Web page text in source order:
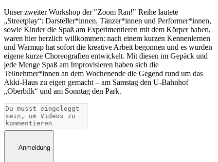
Unser zweiter Workshop der "Zoom Ran!" Reihe lautete
„Streetplay“: Darsteller*innen, Tänzer*innen und Performer*innen,
sowie Kinder die Spaß am Experimentieren mit dem Körper haben,
waren hier herzlich willkommen: nach einem kurzen Kennenlernen
und Warmup hat sofort die kreative Arbeit begonnen und es wurden
eigene kurze Choreografien entwickelt. Mit diesen im Gepäck und
jede Menge Spaß am Improvisieren haben sich die
Teilnehmer*innen an dem Wochenende die Gegend rund um das
Akki-Haus zu eigen gemacht – am Samstag den U-Bahnhof
„Oberbilk“ und am Sonntag den Park.
Anmeldung